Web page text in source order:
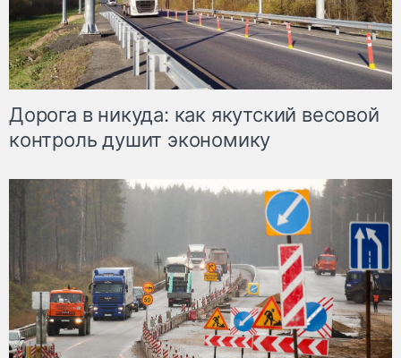
Дорога в никуда: как якутский весовой
контроль душит экономику